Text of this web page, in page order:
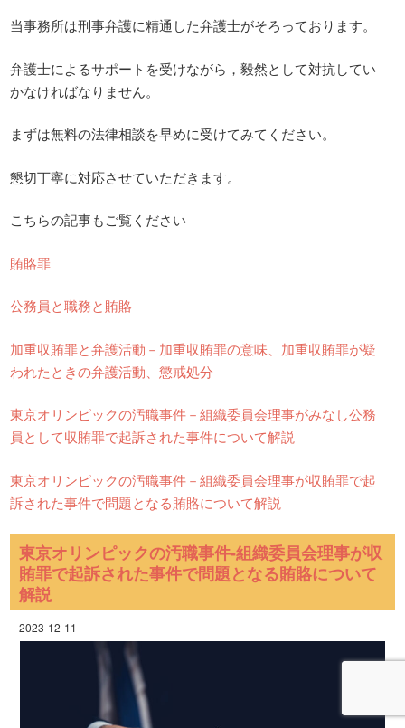
当事務所は刑事弁護に精通した弁護士がそろっております。
弁護士によるサポートを受けながら，毅然として対抗してい
かなければなりません。
まずは無料の法律相談を早めに受けてみてください。
懇切丁寧に対応させていただきます。
こちらの記事もご覧ください
賄賂罪
公務員と職務と賄賂
加重収賄罪と弁護活動－加重収賄罪の意味、加重収賄罪が疑
われたときの弁護活動、懲戒処分
東京オリンピックの汚職事件－組織委員会理事がみなし公務
員として収賄罪で起訴された事件について解説
東京オリンピックの汚職事件－組織委員会理事が収賄罪で起
訴された事件で問題となる賄賂について解説
東京オリンピックの汚職事件-組織委員会理事が収
賄罪で起訴された事件で問題となる賄賂について
解説
2023-12-11